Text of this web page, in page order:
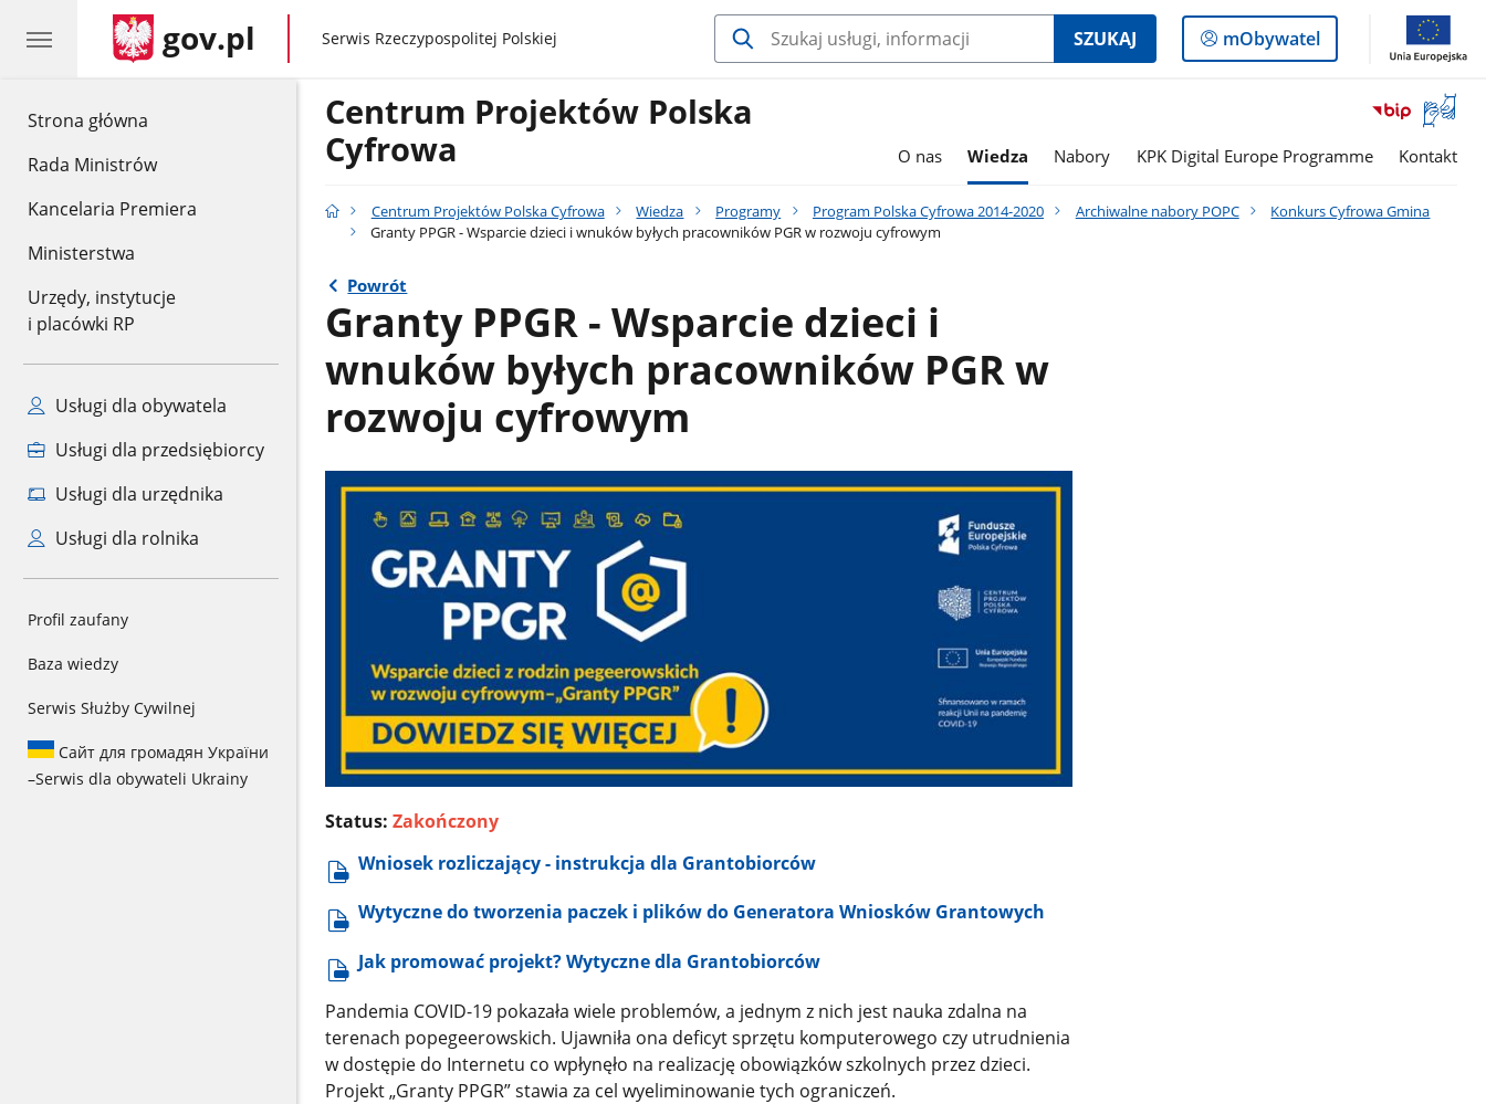
Strona główna
Rada Ministrów
Kancelaria Premiera
Ministerstwa
Urzędy, instytucje
i placówki RP
Usługi dla obywatela
Usługi dla przedsiębiorcy
Usługi dla urzędnika
Usługi dla rolnika
Profil zaufany
Baza wiedzy
Serwis Służby Cywilnej
Сайт для громадян України
–Serwis dla obywateli Ukrainy
gov.pl gov.pl
Serwis Rzeczypospolitej Polskiej SZUKAJ
Logowanie
do
mObywatel
Otwórz
okno
z
Centrum Projektów Polska
Cyfrowa
O nas Wiedza Nabory KPK Digital Europe Programme Kontakt
Centrum Projektów Polska Cyfrowa Wiedza Programy Program Polska Cyfrowa 2014-2020 Archiwalne nabory POPC
Konkurs Cyfrowa Gmina
Granty PPGR - Wsparcie dzieci i wnuków byłych pracowników PGR w rozwoju cyfrowym
Powrót
Granty PPGR - Wsparcie dzieci i
wnuków byłych pracowników PGR w
rozwoju cyfrowym
Status: Zakończony
Wniosek rozliczający - instrukcja dla Grantobiorców
Wytyczne do tworzenia paczek i plików do Generatora Wniosków Grantowych
Jak promować projekt? Wytyczne dla Grantobiorców
Pandemia COVID-19 pokazała wiele problemów, a jednym z nich jest nauka zdalna na
terenach popegeerowskich. Ujawniła ona deficyt sprzętu komputerowego czy utrudnienia
w dostępie do Internetu co wpłynęło na realizację obowiązków szkolnych przez dzieci.
Projekt „Granty PPGR” stawia za cel wyeliminowanie tych ograniczeń.